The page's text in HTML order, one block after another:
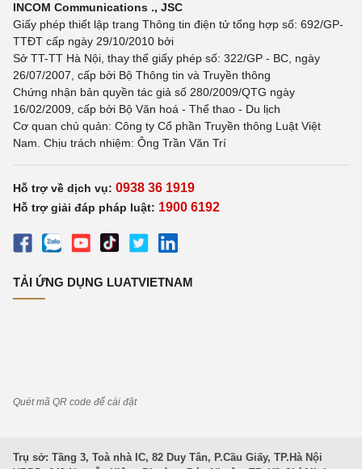
INCOM Communications ., JSC
Giấy phép thiết lập trang Thông tin điện tử tổng hợp số: 692/GP-
TTĐT cấp ngày 29/10/2010 bởi
Sở TT-TT Hà Nội, thay thế giấy phép số: 322/GP - BC, ngày
26/07/2007, cấp bởi Bộ Thông tin và Truyền thông
Chứng nhận bản quyền tác giả số 280/2009/QTG ngày
16/02/2009, cấp bởi Bộ Văn hoá - Thể thao - Du lịch
Cơ quan chủ quản: Công ty Cổ phần Truyền thông Luật Việt
Nam. Chịu trách nhiệm: Ông Trần Văn Trí
Hỗ trợ về dịch vụ: 0938 36 1919
Hỗ trợ giải đáp pháp luật: 1900 6192
TẢI ỨNG DỤNG LUATVIETNAM
Quét mã QR code để cài đặt
Trụ sở: Tầng 3, Toà nhà IC, 82 Duy Tân, P.Cầu Giấy, TP.Hà Nội